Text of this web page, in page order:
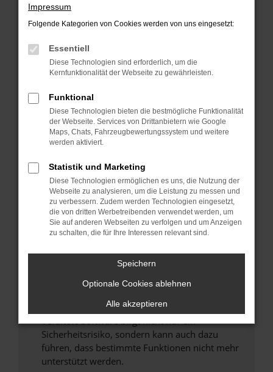
Beim Laden ist ein Fehler aufgetreten.
Hier sind ein paar Tipps, die dir helfen können:
Überprüfe deine Firewall und deine
Internetverbindung.
Laden andere Webseiten, zum Beispiel deine
Suchmaschine?
Manche Erweiterungen, wie Werbeblocker,
können das Laden bestimmter Seiten
verhindern. Funktioniert die Seite in einem
anderen Browser oder in einem privaten
Fenster?
Starte dein Gerät neu.
Probleme zu beheben.
Stelle sicher, dass dein Browser und dein
Veraltete Software birgt nicht nur ein
Sicherheitsrisiko, sondern kann auch dazu
führen, dass bestimmte Funktionen nicht mehr
unterstützt werden.
Impressum
Folgende Kategorien von Cookies werden von uns eingesetzt:
Essentiell
Diese Technologien sind erforderlich, um die
Kernfunktionalität der Webseite zu gewährleisten.
Funktional
Diese Technologien bieten die bestmögliche Funktionalität
der Webseite. Services von Drittanbietern wie Google
Maps, Chats, Fahrzeugbewertungssystem und weitere
werden aktiviert.
Statistik und Marketing
Diese Technologien ermöglichen es uns, die Nutzung der
Webseite zu analysieren, um die Leistung zu messen und
zu verbessern. Zudem werden Technologien eingesetzt,
die von dritten Werbetreibenden verwendet werden, um
Sie auf anderen Webseiten zu verfolgen und um Anzeigen
zu schalten, die für Ihre Interessen relevant sind.
Speichern
Optionale Cookies ablehnen
Alle akzeptieren